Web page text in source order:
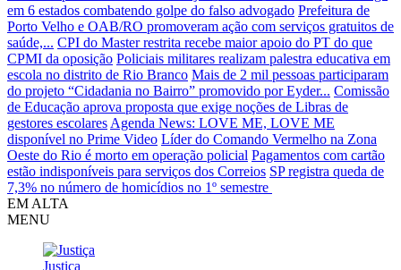
em 6 estados combatendo golpe do falso advogado Prefeitura de
Porto Velho e OAB/RO promoveram ação com serviços gratuitos de
saúde,... CPI do Master restrita recebe maior apoio do PT do que
CPMI da oposição Policiais militares realizam palestra educativa em
escola no distrito de Rio Branco Mais de 2 mil pessoas participaram
do projeto “Cidadania no Bairro” promovido por Eyder... Comissão
de Educação aprova proposta que exige noções de Libras de
gestores escolares Agenda News: LOVE ME, LOVE ME
disponível no Prime Video Líder do Comando Vermelho na Zona
Oeste do Rio é morto em operação policial Pagamentos com cartão
estão indisponíveis para serviços dos Correios SP registra queda de
7,3% no número de homicídios no 1º semestre
EM ALTA
MENU
Justiça